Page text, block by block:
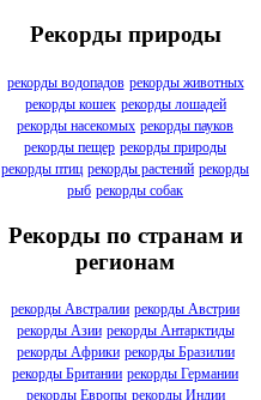
Рекорды природы
рекорды водопадов рекорды животных
рекорды кошек рекорды лошадей
рекорды насекомых рекорды пауков
рекорды пещер рекорды природы
рекорды птиц рекорды растений рекорды
рыб рекорды собак
Рекорды по странам и
регионам
рекорды Австралии рекорды Австрии
рекорды Азии рекорды Антарктиды
рекорды Африки рекорды Бразилии
рекорды Британии рекорды Германии
рекорды Европы рекорды Индии